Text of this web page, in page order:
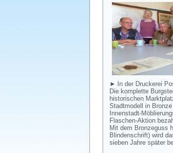
► In der Druckerei
Die komplette
historischen
Stadtmodell in
Innenstadt-
Flaschen-Aktion
Mit dem Bronzeguss
Blindenschrift) wird
sieben Jahre später